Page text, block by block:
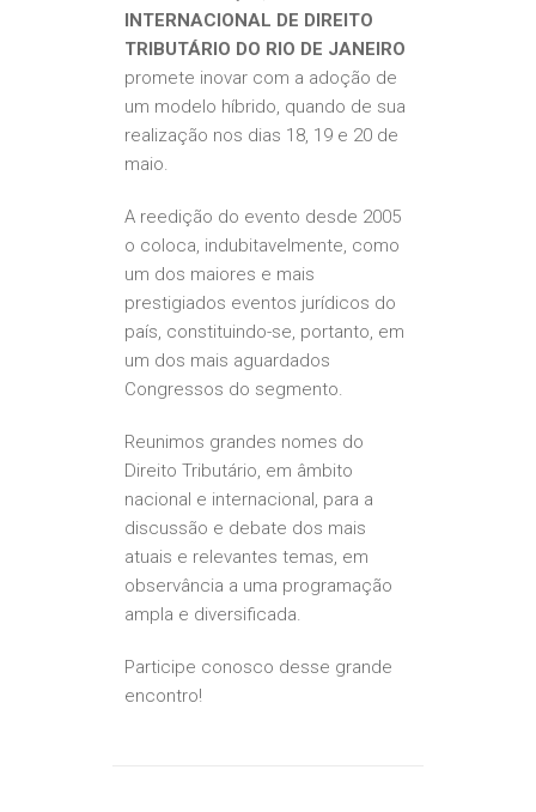
INTERNACIONAL DE DIREITO
TRIBUTÁRIO DO RIO DE JANEIRO
promete inovar com a adoção de
um modelo híbrido, quando de sua
realização nos dias 18, 19 e 20 de
maio.
A reedição do evento desde 2005
o coloca, indubitavelmente, como
um dos maiores e mais
prestigiados eventos jurídicos do
país, constituindo-se, portanto, em
um dos mais aguardados
Congressos do segmento.
Reunimos grandes nomes do
Direito Tributário, em âmbito
nacional e internacional, para a
discussão e debate dos mais
atuais e relevantes temas, em
observância a uma programação
ampla e diversificada.
Participe conosco desse grande
encontro!